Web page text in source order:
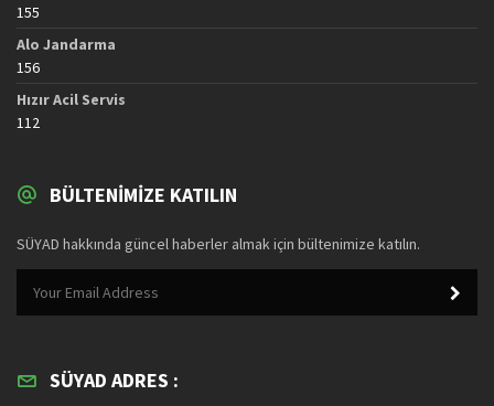
155
Alo Jandarma
156
Hızır Acil Servis
112
BÜLTENIMIZE KATILIN
SÜYAD hakkında güncel haberler almak için bültenimize katılın.
SÜYAD ADRES :